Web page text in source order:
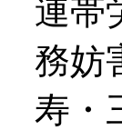
連帯
務妨
寿・